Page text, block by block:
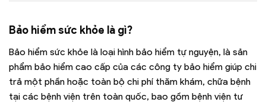
Bảo hiểm sức khỏe là gì?
Bảo hiểm sức khỏe là loại hình bảo hiểm tự nguyện, là sản
phẩm bảo hiểm cao cấp của các công ty bảo hiểm giúp chi
trả một phần hoặc toàn bộ chi phí thăm khám, chữa bệnh
tại các bệnh viện trên toàn quốc, bao gồm bệnh viện tư